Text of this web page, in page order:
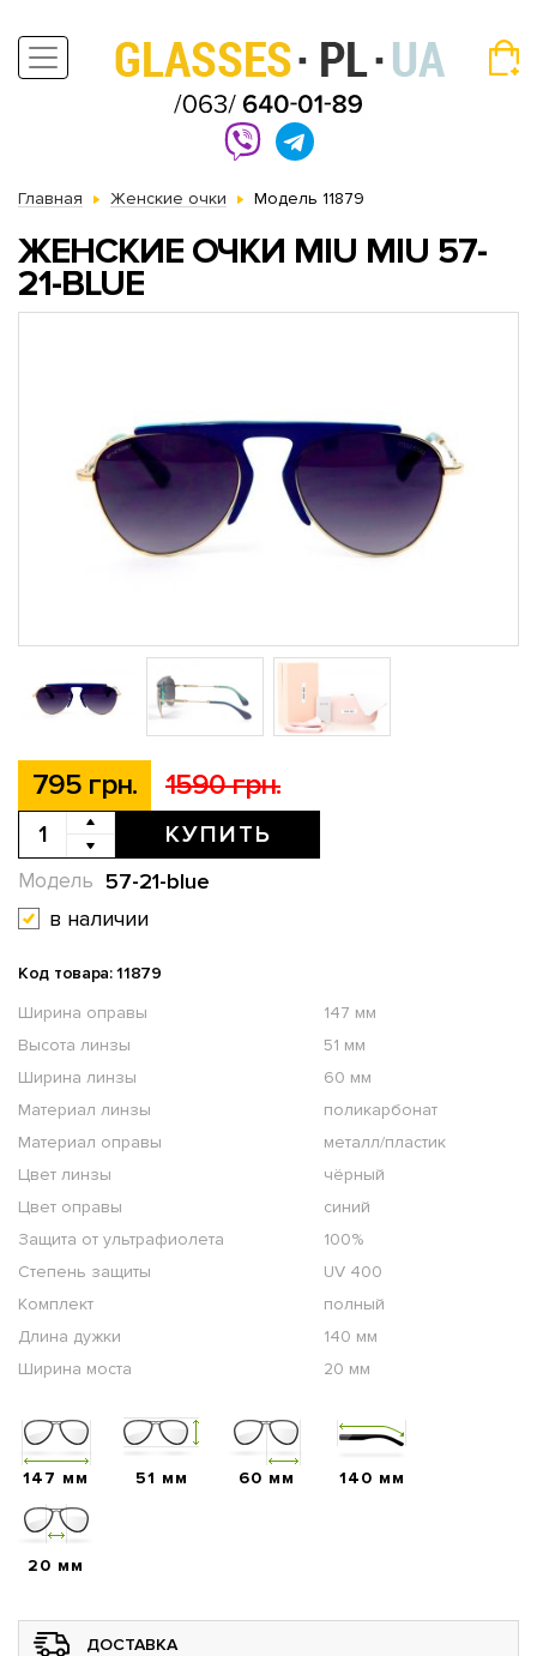
Главная Женские очки Модель 11879
ЖЕНСКИЕ ОЧКИ MIU MIU 57-
21-BLUE
795 грн. 1590 грн.
КУПИТЬ
57-21-blue
Модель
в наличии
Код товара: 11879
Ширина оправы
147 мм
Высота линзы
51 мм
Ширина линзы
60 мм
Материал линзы
поликарбонат
Материал оправы
металл/пластик
Цвет линзы
чёрный
Цвет оправы
синий
Защита от ультрафиолета
100%
Степень защиты
UV 400
Комплект
полный
Длина дужки
140 мм
Ширина моста
20 мм
147 мм 51 мм 60 мм 140 мм
20 мм
ДОСТАВКА